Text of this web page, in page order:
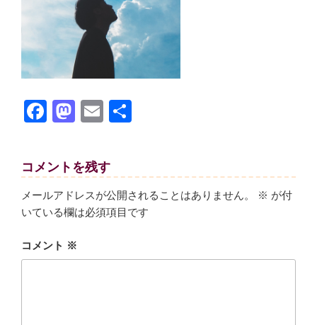
F
c
e
b
o
o
M
st
o
d
o
n
E
ail
コメントを残す
メールアドレスが公開されることはありません。 ※ が付
いている欄は必須項目です
コメント ※